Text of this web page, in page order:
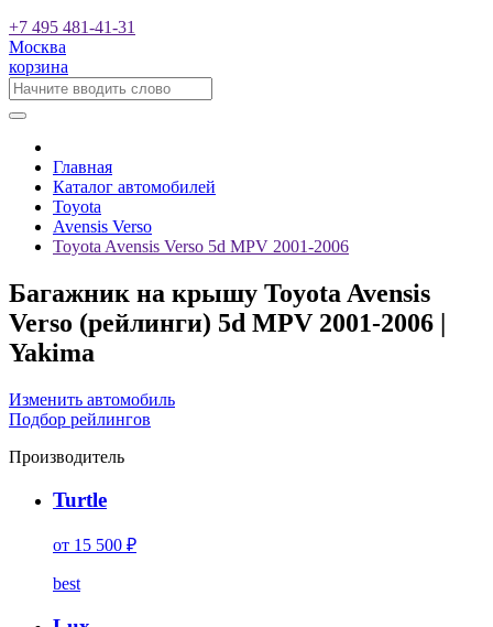
+7 495 481-41-31
Москва
корзина
Главная
Каталог автомобилей
Toyota
Avensis Verso
Toyota Avensis Verso 5d MPV 2001-2006
Багажник на крышу Toyota Avensis
Verso (рейлинги) 5d MPV 2001-2006 |
Yakima
Изменить автомобиль
Подбор рейлингов
Производитель
Turtle
от 15 500 ₽
best